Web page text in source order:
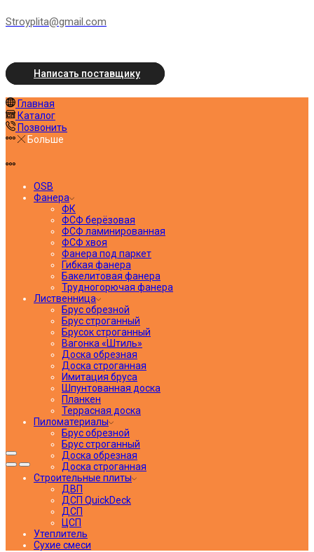
Stroyplita@gmail.com
Написать поставщику
Главная
Каталог
Позвонить
Больше
OSB
Фанера
ФК
ФСФ берёзовая
ФСФ ламинированная
ФСФ хвоя
Фанера под паркет
Гибкая фанера
Бакелитовая фанера
Трудногорючая фанера
Лиственница
Брус обрезной
Брус строганный
Брусок строганный
Вагонка «Штиль»
Доска обрезная
Доска строганная
Имитация бруса
Шпунтованная доска
Планкен
Террасная доска
Пиломатериалы
Брус обрезной
Брус строганный
Доска обрезная
Доска строганная
Строительные плиты
ДВП
ДСП QuickDeck
ДСП
ЦСП
Утеплитель
Сухие смеси